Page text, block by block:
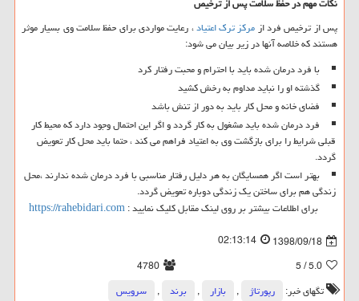
پس از ترخیص فرد ازمرکز ترک اعتیاد، رعایت مواردی برای حفظ سلامت وی بسیار موثر
هستند که خلاصه آنها در زیر بیان می شود:
با فرد درمان شده باید با احترام و محبت رفتار کرد
گذشته او را نباید مداوم به رخش کشید
فضای خانه و محل کار باید به دور از تنش باشد
فرد درمان شده باید مشغول به کار گردد و اگر این احتمال وجود دارد که محیط کار
قبلی شرایط را برای بازگشت وی به اعتیاد فراهم می کند ، حتما باید محل کار تعویض
گردد.
بهتر است اگر همسایگان به هر دلیل رفتار مناسبی با فرد درمان شده ندارند ،محل
زندگی هم برای ساختن یک زندگی دوباره تعویض گردد.
برای اطلاعات بیشتر بر روی لینک مقابل کلیک نمایید :https://rahebidari.com
1398/09/18
02:13:14
5.0
/ 5
4780
تگهای خبر:
رپورتاژ , بازار , برند ,
سرویس